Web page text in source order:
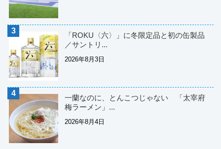
「ROKU〈六〉」に冬限定品と初の缶製品
／サントリ...
2026年8月3日
一蘭なのに、とんこつじゃない 「太宰府
梅ラーメン」...
2026年8月4日